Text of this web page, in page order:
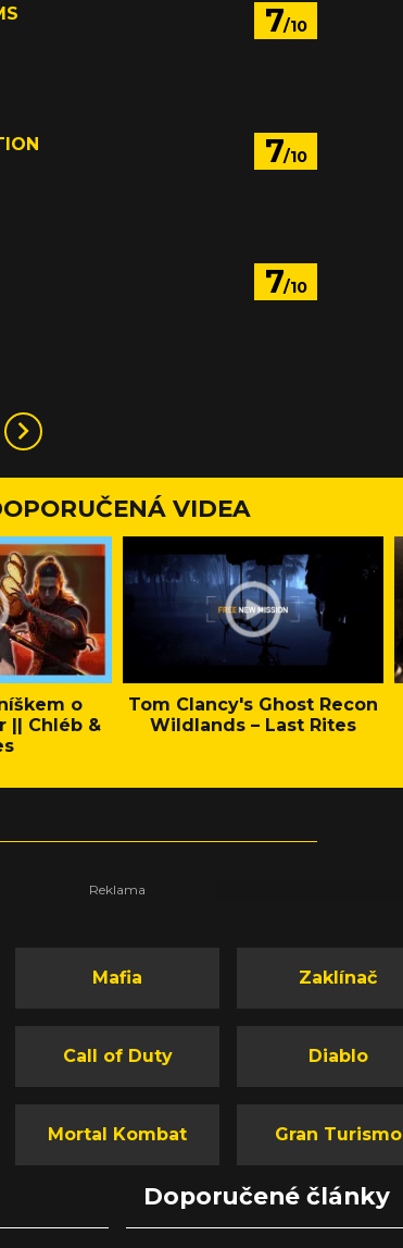
7/10
7/10
7/10
VIDEA
o
|| Chléb &
Tom Clancy's Ghost Recon
Wildlands – Last Rites
Mafia Zaklínač
Call of Duty Diablo
Mortal Kombat Gran Turismo
Doporučené články